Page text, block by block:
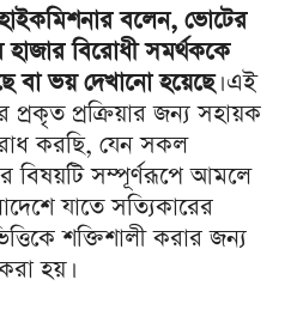
বলেন, ভোটের
বিরোধী সমর্থককে
বা ভয় দেখানো হয়েছে। এই
প্রক্রিয়ার জন্য সহায়ক
করছি, যেন সকল
বিষয়টি সম্পূর্ণরূপে আমলে
যাতে সত্যিকারের
শক্তিশালী করার জন্য
হয়।